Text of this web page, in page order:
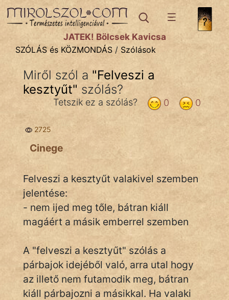
SZÓLÁS ÉS KÖZMONDÁStémák:
Bibliai
Közmondások
Szállóigék
Szóláscsoportok
Szólások
Tréfás
IRODALOM
SZÓLÁS
JÁTÉK! Bölcsek Kavicsa
SZÓLÁS és KÖZMONDÁS / Szólások
Miről szól a "Felveszi a
kesztyűt" szólás?
0
0
Tetszik ez a szólás?
2725
Cinege
Felveszi a kesztyűt valakivel szemben
jelentése:
- nem ijed meg tőle, bátran kiáll
magáért a másik emberrel szemben
A "felveszi a kesztyűt" szólás a
párbajok idejéből való, arra utal hogy
az illető nem futamodik meg, bátran
kiáll párbajozni a másikkal. Ha valaki